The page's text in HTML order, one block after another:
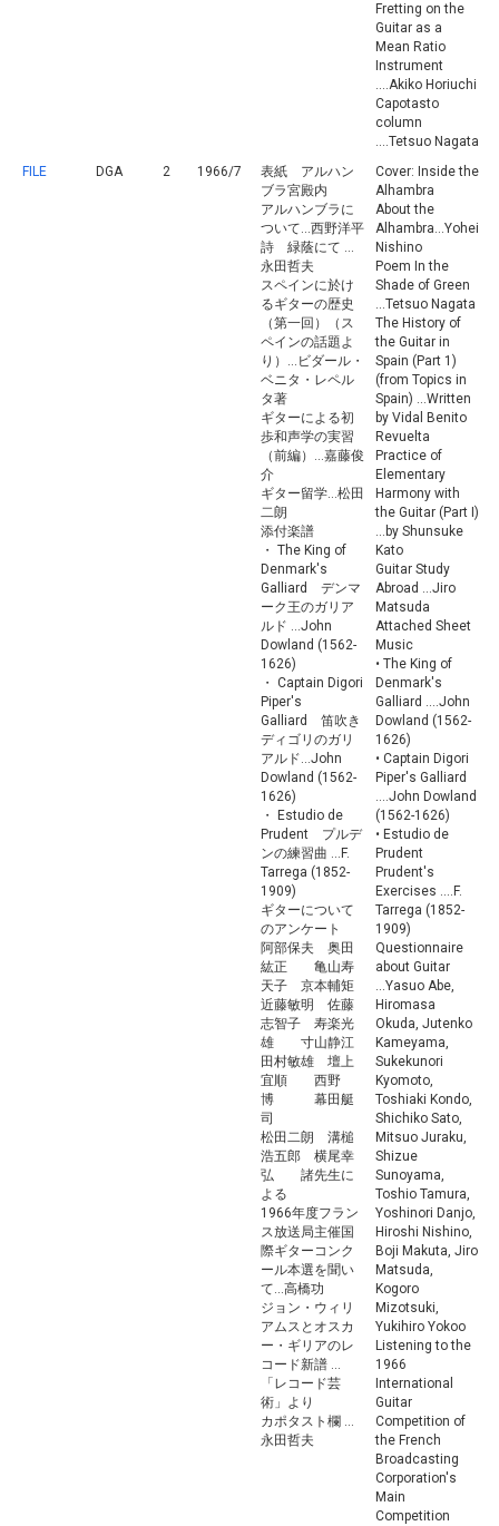
Fretting on the
Guitar as a
Mean Ratio
Instrument
....Akiko Horiuchi
Capotasto
column
....Tetsuo Nagata
FILE
DGA 2 1966/7
表紙 アルハン
ブラ宮殿内
アルハンブラに
ついて...西野洋平
詩 緑蔭にて ...
永田哲夫
スペインに於け
るギターの歴史
（第一回）（ス
ペインの話題よ
り）...ビダール・
ベニタ・レペル
タ著
ギターによる初
歩和声学の実習
（前編）...嘉藤俊
介
ギター留学...松田
二朗
添付楽譜
・ The King of
Denmark's
Galliard デンマ
ーク王のガリア
ルド ...John
Dowland (1562-
1626)
・ Captain Digori
Piper's
Galliard 笛吹き
ディゴリのガリ
アルド...John
Dowland (1562-
1626)
・ Estudio de
Prudent プルデ
ンの練習曲 ...F.
Tarrega (1852-
1909)
ギターについて
のアンケート
阿部保夫 奥田
紘正 亀山寿
天子 京本輔矩
近藤敏明 佐藤
志智子 寿楽光
雄 寸山静江
田村敏雄 壇上
宜順 西野
博 幕田艇
司
松田二朗 溝槌
浩五郎 横尾幸
弘 諸先生に
よる
1966年度フラン
ス放送局主催国
際ギターコンク
ール本選を聞い
て...高橋功
ジョン・ウィリ
アムスとオスカ
ー・ギリアのレ
コード新譜 ...
「レコード芸
術」より
カポタスト欄 ...
永田哲夫
Cover: Inside the
Alhambra
About the
Alhambra...Yohei
Nishino
Poem In the
Shade of Green
...Tetsuo Nagata
The History of
the Guitar in
Spain (Part 1)
(from Topics in
Spain) ...Written
by Vidal Benito
Revuelta
Practice of
Elementary
Harmony with
the Guitar (Part I)
...by Shunsuke
Kato
Guitar Study
Abroad ...Jiro
Matsuda
Attached Sheet
Music
• The King of
Denmark's
Galliard ....John
Dowland (1562-
1626)
• Captain Digori
Piper's Galliard
....John Dowland
(1562-1626)
• Estudio de
Prudent
Prudent's
Exercises ....F.
Tarrega (1852-
1909)
Questionnaire
about Guitar
...Yasuo Abe,
Hiromasa
Okuda, Jutenko
Kameyama,
Sukekunori
Kyomoto,
Toshiaki Kondo,
Shichiko Sato,
Mitsuo Juraku,
Shizue
Sunoyama,
Toshio Tamura,
Yoshinori Danjo,
Hiroshi Nishino,
Boji Makuta, Jiro
Matsuda,
Kogoro
Mizotsuki,
Yukihiro Yokoo
Listening to the
1966
International
Guitar
Competition of
the French
Broadcasting
Corporation's
Main
Competition